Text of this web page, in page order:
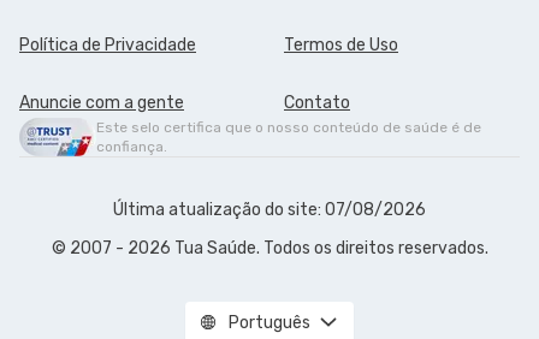
Política de Privacidade Termos de Uso
Anuncie com a gente Contato
Este selo certifica que o nosso conteúdo de saúde é de
confiança.
Última atualização do site: 07/08/2026
© 2007 - 2026 Tua Saúde. Todos os direitos reservados.
Português